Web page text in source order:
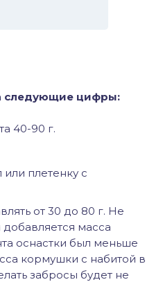
следующие цифры:
40-90 г.
плетенку с
от 30 до 80 г. Не
масса
оснастки был меньше
кормушки с набитой в
забросы будет не